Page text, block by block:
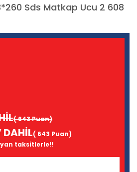
Sds Matkap Ucu 2 608
( 643 Puan)
DAHİL( 643 Puan)
taksitlerle!!